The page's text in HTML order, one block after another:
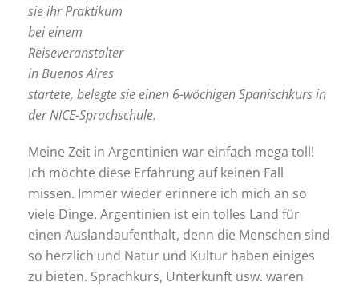
sie ihr Praktikum
bei einem
Reiseveranstalter
in Buenos Aires
startete, belegte sie einen 6-wöchigen Spanischkurs in
der NICE-Sprachschule.
Meine Zeit in Argentinien war einfach mega toll!
Ich möchte diese Erfahrung auf keinen Fall
missen. Immer wieder erinnere ich mich an so
viele Dinge. Argentinien ist ein tolles Land für
einen Auslandaufenthalt, denn die Menschen sind
so herzlich und Natur und Kultur haben einiges
zu bieten. Sprachkurs, Unterkunft usw. waren